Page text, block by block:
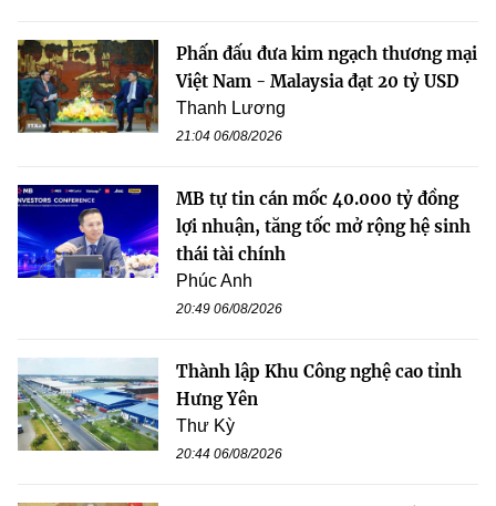
Phấn đấu đưa kim ngạch thương mại
Việt Nam - Malaysia đạt 20 tỷ USD
Thanh Lương
21:04 06/08/2026
MB tự tin cán mốc 40.000 tỷ đồng
lợi nhuận, tăng tốc mở rộng hệ sinh
thái tài chính
Phúc Anh
20:49 06/08/2026
Thành lập Khu Công nghệ cao tỉnh
Hưng Yên
Thư Kỳ
20:44 06/08/2026